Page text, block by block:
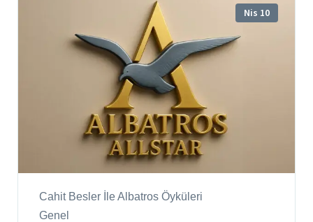
Nis 10
Cahit Besler İle Albatros Öyküleri
Genel